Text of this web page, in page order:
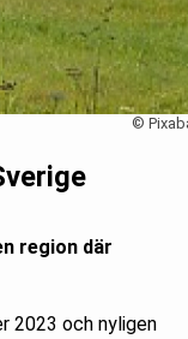
©
region där
2023 och nyligen